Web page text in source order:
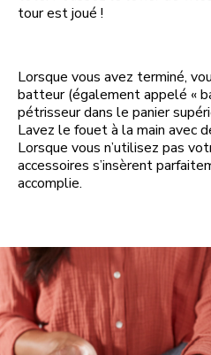
tour est joué !
Lorsque vous avez terminé,
batteur (également appelé «
pétrisseur dans le panier
Lavez le fouet à la main avec
Lorsque vous n’utilisez pas
accessoires s’insèrent
accomplie.